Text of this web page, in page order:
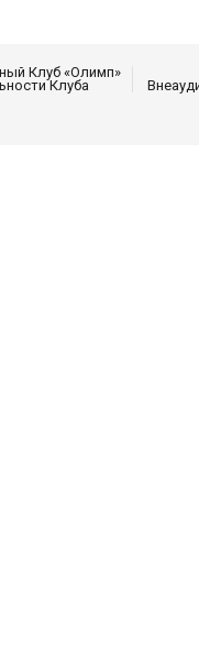
Клуб «Олимп»
Клуба